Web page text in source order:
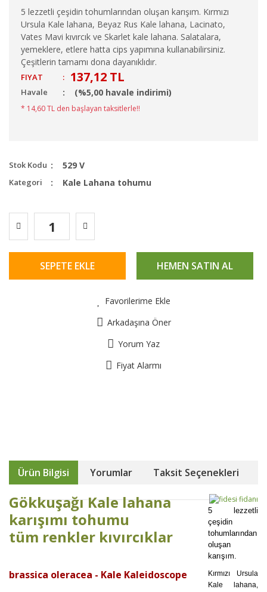
5 lezzetli çeşidin tohumlarından oluşan karışım. Kırmızı
Ursula Kale lahana, Beyaz Rus Kale lahana, Lacinato,
Vates Mavi kıvırcık ve Skarlet kale lahana. Salatalara,
yemeklere, etlere hatta cips yapımına kullanabilirsiniz.
Çeşitlerin tamamı dona dayanıklıdır.
FIYAT : 137,12 TL
Havale (%5,00 havale indirimi)
* 14,60 TL den başlayan taksitlerle!!
Stok Kodu 529 V
Kategori Kale Lahana tohumu
SEPETE EKLE HEMEN SATIN AL
Favorilerime Ekle
Arkadaşına Öner
Yorum Yaz
Fiyat Alarmı
Ürün Bilgisi Yorumlar Taksit Seçenekleri
Gökkuşağı Kale lahana
karışımı tohumu
tüm renkler kıvırcıklar
brassica oleracea - Kale Kaleidoscope
5 lezzetli
çeşidin
tohumlarından
oluşan
karışım.
Kırmızı Ursula
Kale lahana,